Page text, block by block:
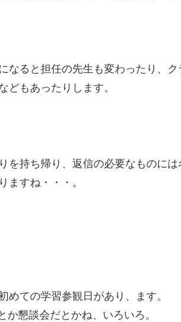
なると担任の先生も変わったり、ク
どもあったりします。
を持ち帰り、返信の必要なものに
ますね・・・。
めての学習参観日があり、ます。
か懇談会だとかね、いろいろ。